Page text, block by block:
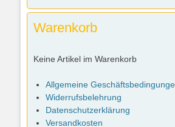
Warenkorb
Keine Artikel im Warenkorb
Allgemeine
Widerrufsbelehrung
Datenschutzerklärung
Versandkosten